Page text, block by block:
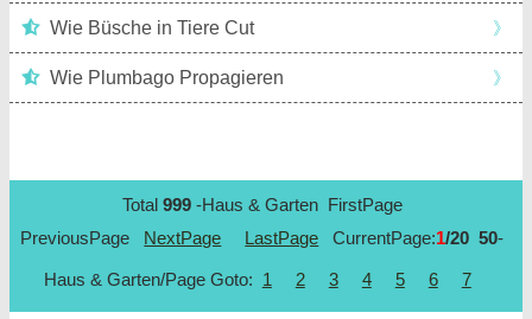
Wie Büsche in Tiere Cut 》
Wie Plumbago Propagieren 》
Total 999-Haus & Garten FirstPage
PreviousPage
NextPage LastPage CurrentPage:1/20 50-
Haus & Garten/Page Goto: 1 2 3 4 5 6 7